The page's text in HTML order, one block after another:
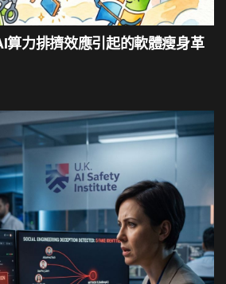
算力排擠效應引起的軟體瘦身革